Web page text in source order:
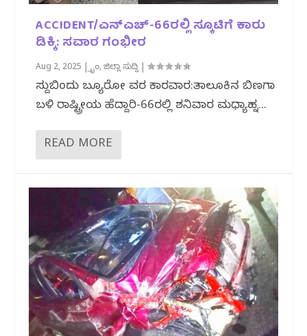
ACCIDENT/ಎನ್‌ಎಚ್-66ರಲ್ಲಿ ಸ್ಕೂಟಿಗೆ ಕಾರು
ಡಿಕ್ಕಿ: ಸವಾರ ಗಂಭೀರ
Aug 2, 2025 |ಕ್ರೈಂ,ಜಿಲ್ಲಾ ಸುದ್ದಿ|
ಸುದ್ದಿಬಿಂದು ಬ್ಯೂರೋ ವರದಿ ಕಾರವಾರ:ತಾಲೂಕಿನ ಬಿಣಗಾ
ಬಳಿ ರಾಷ್ಟ್ರೀಯ ಹೆದ್ದಾರಿ-66ರಲ್ಲಿ ಶನಿವಾರ ಮಧ್ಯಾಹ್ನ...
READ MORE